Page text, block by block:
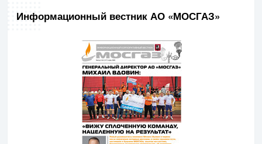
Информационный вестник АО «МОСГАЗ»